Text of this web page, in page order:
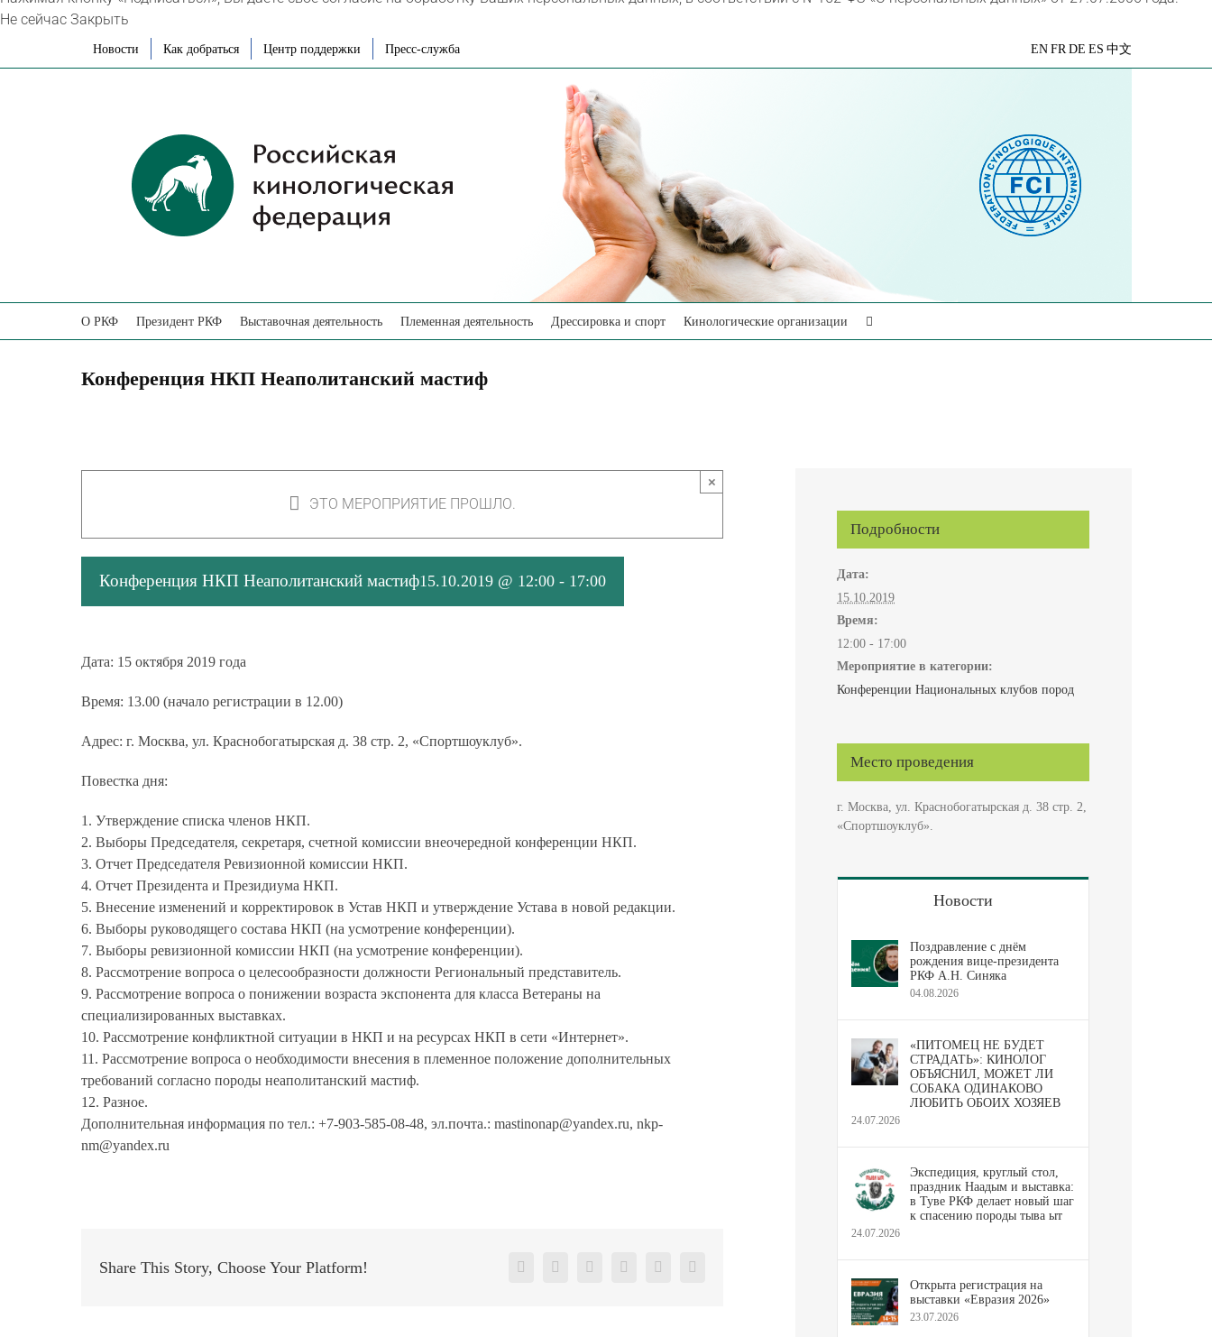
Не сейчас Закрыть
Новости Как добраться Центр поддержки Пресс-служба
Яндекс
EN FR DE ES 中文
О РКФ Президент РКФ Выставочная деятельность Племенная деятельность Дрессировка и спорт Кинологические организации
Конференция НКП Неаполитанский мастиф
ЭТО МЕРОПРИЯТИЕ ПРОШЛО.
×
Конференция НКП Неаполитанский мастиф15.10.2019 @ 12:00- 17:00
Дата: 15 октября 2019 года
Время: 13.00 (начало регистрации в 12.00)
Адрес: г. Москва, ул. Краснобогатырская д. 38 стр. 2, «Спортшоуклуб».
Повестка дня:
1. Утверждение списка членов НКП.
2. Выборы Председателя, секретаря, счетной комиссии внеочередной конференции НКП.
3. Отчет Председателя Ревизионной комиссии НКП.
4. Отчет Президента и Президиума НКП.
5. Внесение изменений и корректировок в Устав НКП и утверждение Устава в новой редакции.
6. Выборы руководящего состава НКП (на усмотрение конференции).
7. Выборы ревизионной комиссии НКП (на усмотрение конференции).
8. Рассмотрение вопроса о целесообразности должности Региональный представитель.
9. Рассмотрение вопроса о понижении возраста экспонента для класса Ветераны на
специализированных выставках.
10. Рассмотрение конфликтной ситуации в НКП и на ресурсах НКП в сети «Интернет».
11. Рассмотрение вопроса о необходимости внесения в племенное положение дополнительных
требований согласно породы неаполитанский мастиф.
12. Разное.
Дополнительная информация по тел.: +7-903-585-08-48, эл.почта.: mastinonap@yandex.ru, nkp-
nm@yandex.ru
Share This Story, Choose Your Platform! Facebook
X RedditLinkedInPinterestVk
Подробности
Дата:
15.10.2019
Время:
12:00 - 17:00
Мероприятие в категории:
Конференции Национальных клубов пород
Место проведения
г. Москва, ул. Краснобогатырская д. 38 стр. 2,
«Спортшоуклуб».
Новости
Поздравление с днём
рождения вице-президента
РКФ А.Н. Синяка
04.08.2026
«ПИТОМЕЦ НЕ БУДЕТ
СТРАДАТЬ»: КИНОЛОГ
ОБЪЯСНИЛ, МОЖЕТ ЛИ
СОБАКА ОДИНАКОВО
ЛЮБИТЬ ОБОИХ ХОЗЯЕВ
24.07.2026
Экспедиция, круглый стол,
праздник Наадым и выставка:
в Туве РКФ делает новый шаг
к спасению породы тыва ыт
24.07.2026
Открыта регистрация на
выставки «Евразия 2026»
23.07.2026